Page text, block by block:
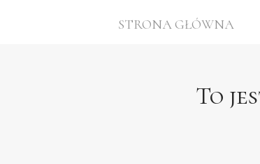
STRONA GŁÓWNA
To